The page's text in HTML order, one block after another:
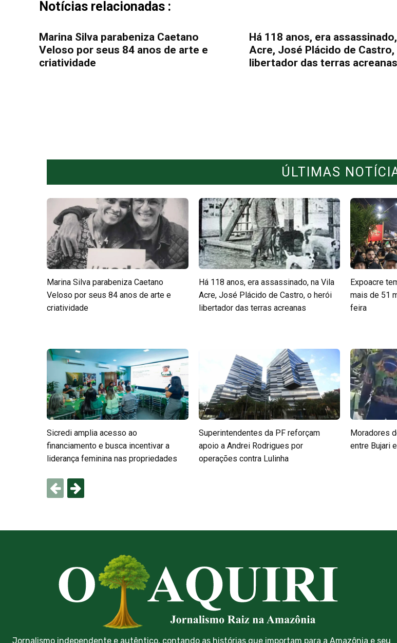
Notícias relacionadas :
Marina Silva parabeniza Caetano
Veloso por seus 84 anos de arte e
criatividade
Há 118 anos, era
Acre, José Plácido de
libertador das terras acreanas
ÚLTIMAS
Marina Silva parabeniza Caetano
Veloso por seus 84 anos de arte e
criatividade
Há 118 anos, era assassinado, na Vila
Acre, José Plácido de Castro, o herói
libertador das terras acreanas
Expoacre
mais de 51
feira
Sicredi amplia acesso ao
financiamento e busca incentivar a
liderança feminina nas propriedades
Superintendentes da PF reforçam
apoio a Andrei Rodrigues por
operações contra Lulinha
Moradores
entre Bujari
Jornalismo independente e autêntico, contando as histórias que importam para a Amazônia e seu